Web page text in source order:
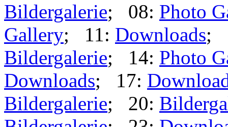
Bildergalerie; 08: Photo
Gallery; 11: Downloads;
Bildergalerie; 14: Photo
Downloads; 17:
Bildergalerie; 20: